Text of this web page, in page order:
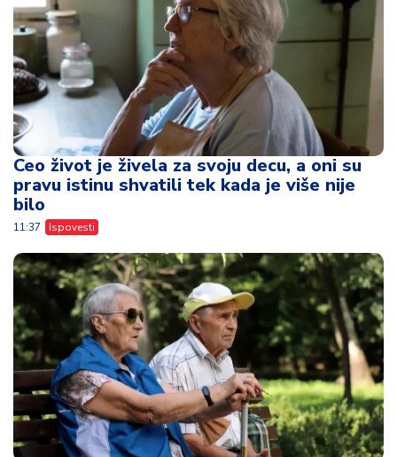
Ceo život je živela za svoju decu, a oni su
pravu istinu shvatili tek kada je više nije
bilo
11:37 Ispovesti